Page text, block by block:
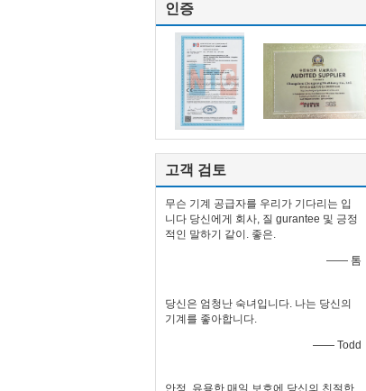
인증
고객 검토
무슨 기계 공급자를 우리가 기다리는 입
니다 당신에게 회사, 질 gurantee 및 긍정
적인 말하기 같이. 좋은.
—— 톰
당신은 엄청난 숙녀입니다. 나는 당신의
기계를 좋아합니다.
—— Todd
안정, 유용한 매일 보호에 당신의 친절한